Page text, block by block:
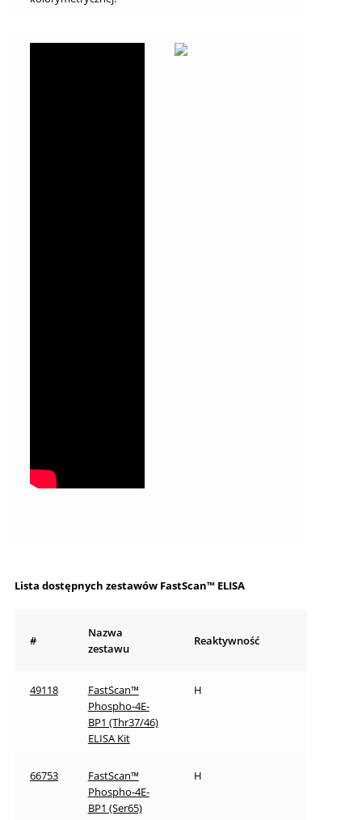
Lista dostępnych zestawów FastScan™ ELISA
#
Nazwa
zestawu
Reaktywność
49118
FastScan™
Phospho-4E-
BP1 (Thr37/46)
ELISA Kit
H
66753
FastScan™
Phospho-4E-
BP1 (Ser65)
H